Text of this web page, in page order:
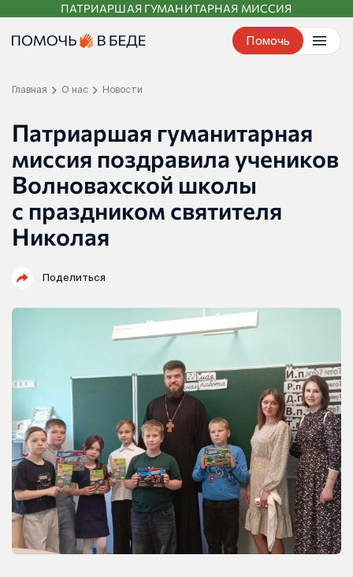
контенту
ПАТРИАРШАЯ ГУМАНИТАРНАЯ МИССИЯ
Помочь
Главная О нас Новости
Патриаршая гуманитарная
миссия поздравила учеников
Волновахской школы
с праздником святителя
Николая
Поделиться